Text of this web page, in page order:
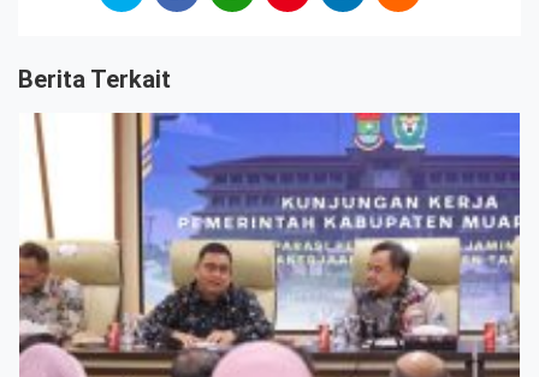
Berita Terkait